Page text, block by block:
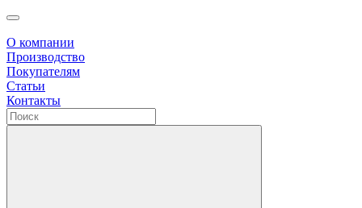
О компании
Производство
Покупателям
Статьи
Контакты